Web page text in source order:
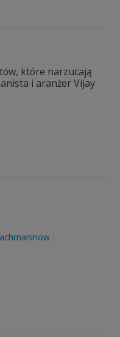
które narzucają
i aranżer Vijay